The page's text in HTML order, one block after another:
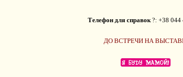
Телефон для справок ?: +38 044
ДО ВСТРЕЧИ НА